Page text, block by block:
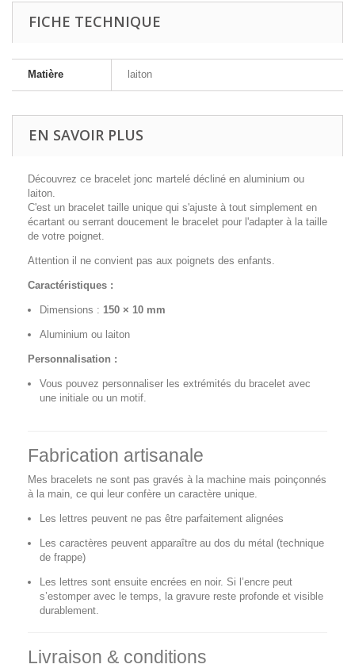
FICHE TECHNIQUE
Matière laiton
EN SAVOIR PLUS
Découvrez ce bracelet jonc martelé décliné en aluminium ou
laiton.
C'est un bracelet taille unique qui s'ajuste à tout simplement en
écartant ou serrant doucement le bracelet pour l'adapter à la taille
de votre poignet.
Attention il ne convient pas aux poignets des enfants.
Caractéristiques :
Dimensions : 150 × 10 mm
Aluminium ou laiton
Personnalisation :
Vous pouvez personnaliser les extrémités du bracelet avec
une initiale ou un motif.
Fabrication artisanale
Mes bracelets ne sont pas gravés à la machine mais poinçonnés
à la main, ce qui leur confère un caractère unique.
Les lettres peuvent ne pas être parfaitement alignées
Les caractères peuvent apparaître au dos du métal (technique
de frappe)
Les lettres sont ensuite encrées en noir. Si l’encre peut
s’estomper avec le temps, la gravure reste profonde et visible
durablement.
Livraison & conditions